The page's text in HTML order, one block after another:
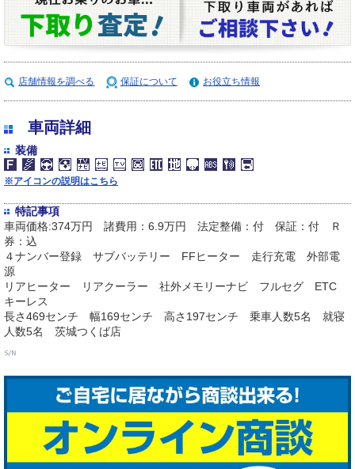
店舗情報を調べる 保証について お役立ち情報
車両詳細
装備
※アイコンの説明はこちら
特記事項
車両価格:374万円 諸費用：6.9万円 法定整備：付 保証：付 Ｒ
券：込
４ナンバー登録 サブバッテリー FFヒーター 走行充電 外部電
源
リアヒーター リアクーラー 社外メモリーナビ フルセグ ETC
キーレス
長さ469センチ 幅169センチ 高さ197センチ 乗車人数5名 就寝
人数5名 茨城つくば店